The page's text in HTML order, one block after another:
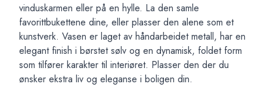
vinduskarmen eller på en hylle. La den samle
favorittbukettene dine, eller plasser den alene som et
kunstverk. Vasen er laget av håndarbeidet metall, har en
elegant finish i børstet sølv og en dynamisk, foldet form
som tilfører karakter til interiøret. Plasser den der du
ønsker ekstra liv og eleganse i boligen din.